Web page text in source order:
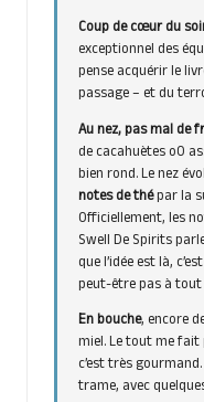
Coup de cœur du
exceptionnel des
pense acquérir le
passage – et du
Au nez, pas mal de
de cacahuètes oO
bien rond. Le nez
notes de thépar la
Officiellement, les
Swell De Spirits
que l’idée est là,
peut-être pas à tout
En bouche, encore
miel. Le tout me fait
c’est très
trame, avec